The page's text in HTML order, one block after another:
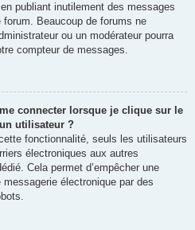
publiant inutilement des messages
forum. Beaucoup de forums ne
ou un modérateur pourra
compteur de messages.
connecter lorsque je clique sur le
utilisateur ?
fonctionnalité, seuls les utilisateurs
électroniques aux autres
Cela permet d’empêcher une
électronique par des